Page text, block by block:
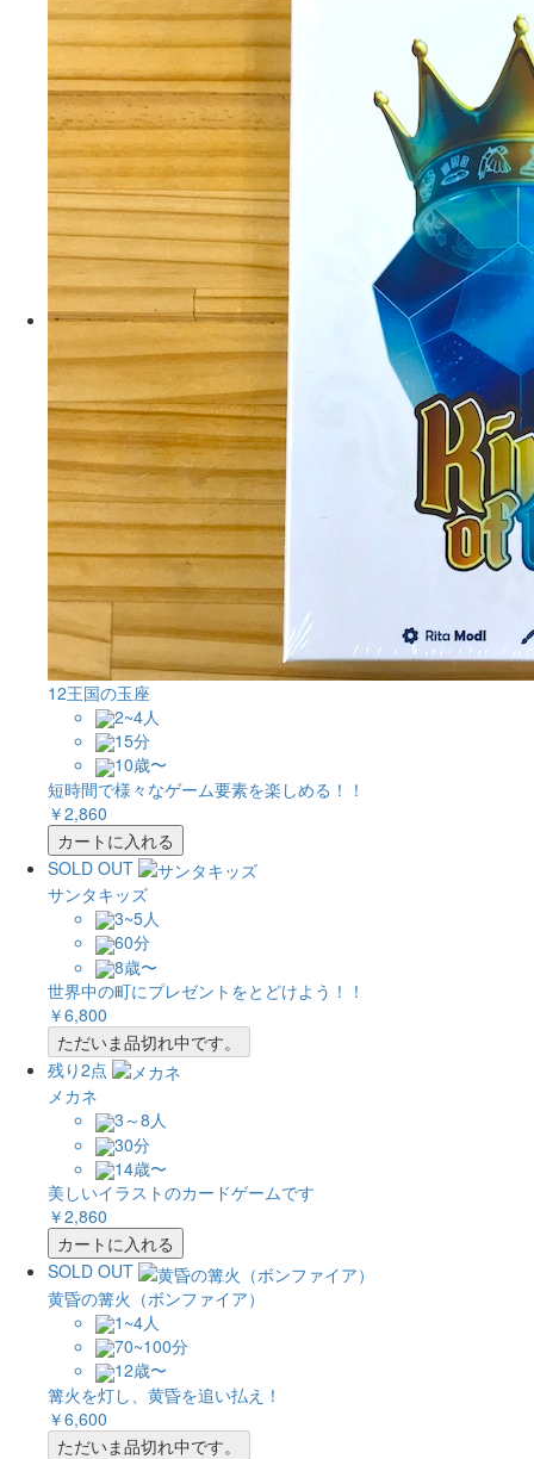
12王国の玉座
2~4人
15分
10歳〜
短時間で様々なゲーム要素を楽しめる！！
￥2,860
カートに入れる
SOLD OUT
サンタキッズ
3~5人
60分
8歳〜
世界中の町にプレゼントをとどけよう！！
￥6,800
ただいま品切れ中です。
残り2点
メカネ
3～8人
30分
14歳〜
美しいイラストのカードゲームです
￥2,860
カートに入れる
SOLD OUT
黄昏の篝火（ボンファイア）
1~4人
70~100分
12歳〜
篝火を灯し、黄昏を追い払え！
￥6,600
ただいま品切れ中です。